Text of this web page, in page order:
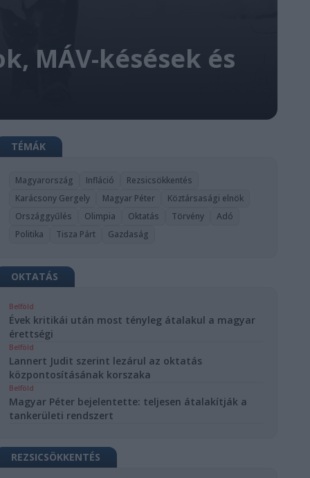
MÁV-késések és
TÉMÁK
Magyarország Infláció
Rezsicsökkentés
Karácsony Gergely
Magyar Péter
Köztársasági elnök
Országgyűlés
Olimpia Oktatás Törvény
Adó
Politika
Tisza Párt Gazdaság
OKTATÁS
Belföld
Évek kritikái után most tényleg átalakul a magyar
érettségi
Belföld
Lannert Judit szerint lezárul az oktatás
központosításának korszaka
Belföld
Magyar Péter bejelentette: teljesen átalakítják a
tankerületi rendszert
REZSICSÖKKENTÉS